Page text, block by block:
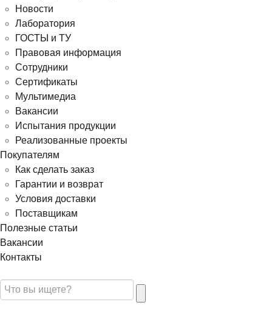
Новости
Лаборатория
ГОСТЫ и ТУ
Правовая информация
Сотрудники
Сертификаты
Мультимедиа
Вакансии
Испытания продукции
Реализованные проекты
Покупателям
Как сделать заказ
Гарантии и возврат
Условия доставки
Поставщикам
Полезные статьи
Вакансии
Контакты